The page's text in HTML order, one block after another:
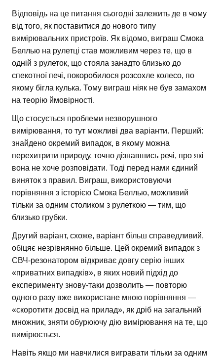
Відповідь на це питання сьогодні залежить де в чому
від того, як поставитися до нового типу
вимірювальних пристроїв. Як відомо, виграш Смока
Беллью на рулетці став можливим через те, що в
одній з рулеток, що стояла занадто близько до
спекотної печі, покоробилося розсохле колесо, по
якому бігла кулька. Тому виграш ніяк не був замахом
на теорію ймовірності.
Що стосується проблеми незворушного
вимірювання, то тут можливі два варіанти. Перший:
знайдено окремий випадок, в якому можна
перехитрити природу, точно дізнавшись речі, про які
вона не хоче розповідати. Тоді перед нами єдиний
виняток з правил. Виграш, використовуючи
порівняння з історією Смока Беллью, можливий
тільки за одним столиком з рулеткою — тим, що
близько грубки.
Другий варіант, схоже, варіант більш справедливий,
обіцяє незрівнянно більше. Цей окремий випадок з
СВЧ-резонатором відкриває довгу серію інших
«приватних випадків», в яких новий підхід до
експерименту знову-таки дозволить — повторю
одного разу вже використане мною порівняння —
«скоротити досвід на прилад», як дріб на загальний
множник, зняти обурюючу дію вимірювання на те, що
вимірюється.
Навіть якщо ми навчилися вигравати тільки за одним